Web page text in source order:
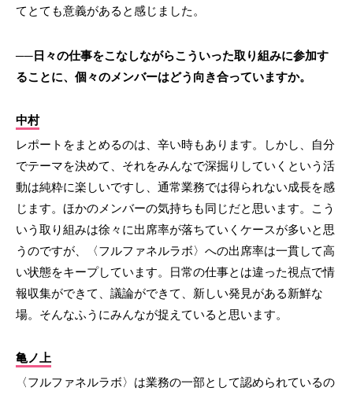
てとても意義があると感じました。
──日々の仕事をこなしながらこういった取り組みに参加す
ることに、個々のメンバーはどう向き合っていますか。
中村
レポートをまとめるのは、辛い時もあります。しかし、自分
でテーマを決めて、それをみんなで深掘りしていくという活
動は純粋に楽しいですし、通常業務では得られない成長を感
じます。ほかのメンバーの気持ちも同じだと思います。こう
いう取り組みは徐々に出席率が落ちていくケースが多いと思
うのですが、〈フルファネルラボ〉への出席率は一貫して高
い状態をキープしています。日常の仕事とは違った視点で情
報収集ができて、議論ができて、新しい発見がある新鮮な
場。そんなふうにみんなが捉えていると思います。
亀ノ上
〈フルファネルラボ〉は業務の一部として認められているの